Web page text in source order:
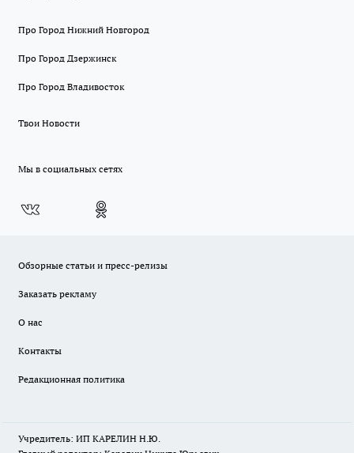
Про Город Нижний Новгород
Про Город Дзержинск
Про Город Владивосток
Твои Новости
Мы в социальных сетях
Обзорные статьи и пресс-релизы
Заказать рекламу
О нас
Контакты
Редакционная политика
Учредитель: ИП КАРЕЛИН Н.Ю.